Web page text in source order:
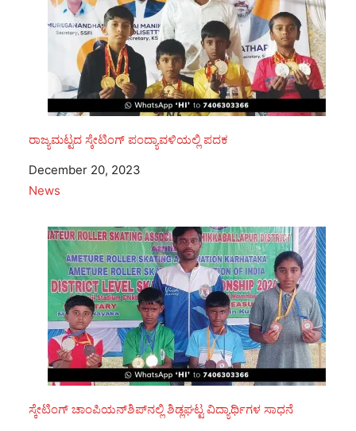
ರಾಜ್ಯಮಟ್ಟದ ಸ್ಕೇಟಿಂಗ್ ಪಂದ್ಯಾವಳಿಯಲ್ಲಿ ಪದಕ
Date
December 20, 2023
In relation to
News
ಸ್ಕೇಟಿಂಗ್ ಚಾಂಪಿಯನ್‌ಶಿಪ್‌ನಲ್ಲಿ ಶಿಡ್ಲಘಟ್ಟ ವಿದ್ಯಾರ್ಥಿಗಳ ಸಾಧನೆ